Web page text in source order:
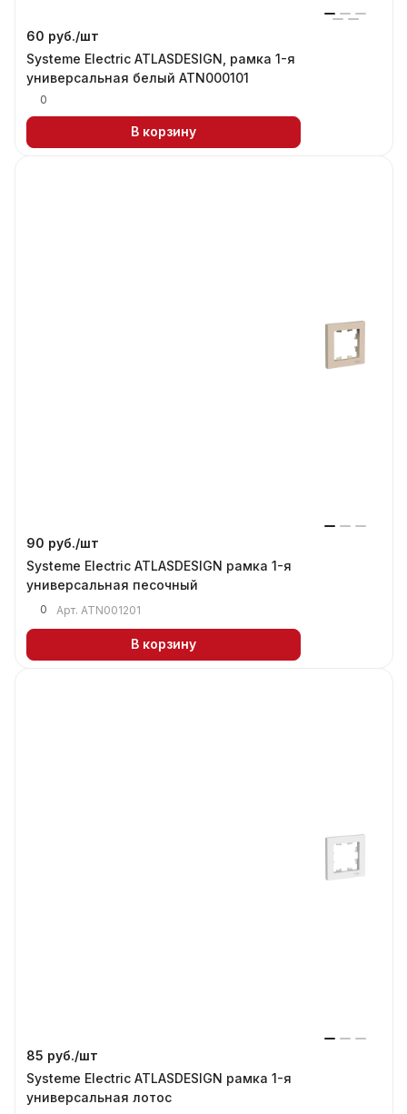
60 руб./шт
Systeme Electric ATLASDESIGN, рамка 1-я
универсальная белый ATN000101
0
В корзину
90 руб./шт
Systeme Electric ATLASDESIGN рамка 1-я
универсальная песочный
0 Арт. ATN001201
В корзину
85 руб./шт
Systeme Electric ATLASDESIGN рамка 1-я
универсальная лотос